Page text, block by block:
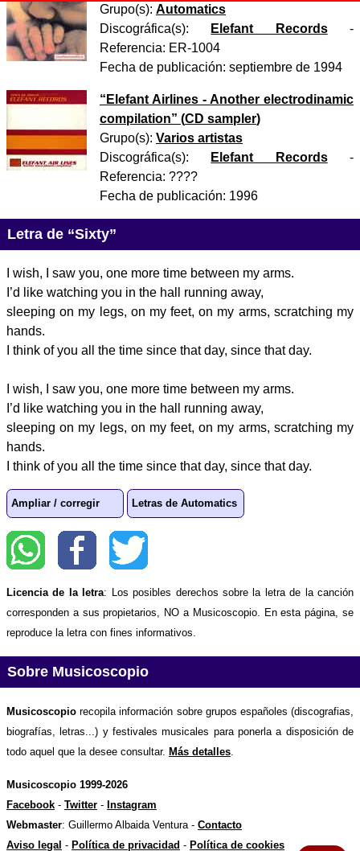
Grupo(s): Automatics
Discográfica(s):
Elefant Records-
Referencia: ER-1004
Fecha de publicación: septiembre de 1994
“ Elefant Airlines - Another electrodinamic
compilation” (CD sampler)
Grupo(s): Varios artistas
Discográfica(s):
Elefant Records-
Referencia: ????
Fecha de publicación: 1996
Letra de “Sixty”
I wish, I saw you, one more time between my arms.
I’d like watching you in the hall running away,
sleeping on my legs, on my feet, on my arms, scratching my
hands.
I think of you all the time since that day, since that day.
I wish, I saw you, one more time between my arms.
I’d like watching you in the hall running away,
sleeping on my legs, on my feet, on my arms, scratching my
hands.
I think of you all the time since that day, since that day.
Ampliar / corregir Letras de Automatics
Licencia de la letra: Los posibles derechos sobre la letra de la canción
corresponden a sus propietarios, NO a Musicoscopio. En esta página, se
reproduce la letra con fines informativos.
Sobre Musicoscopio
Musicoscopio recopila información sobre grupos españoles (discografias,
biografías, letras...) y festivales musicales para ponerla a disposición de
todo aquel que la desee consultar. Más detalles
Musicoscopio 1999-2026
Facebook - Twitter - Instagram
Webmaster: Guillermo Albaida Ventura - Contacto
Aviso legal - Política de privacidad - Política de cookies